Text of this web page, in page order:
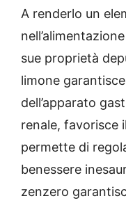
A renderlo un
sue proprietà
limone
dell’apparato
renale, favorisce
permette di
benessere
zenzero